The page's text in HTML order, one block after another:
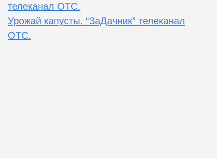
телеканал ОТС.
Урожай капусты. “ЗаДачник” телеканал
ОТС.